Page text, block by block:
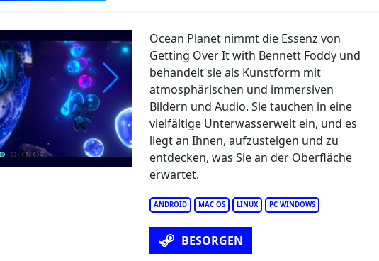
ANDROID MAC OS LINUX PC WINDOWS
Ocean Planet nimmt die Essenz von
Getting Over It with Bennett Foddy und
behandelt sie als Kunstform mit
atmosphärischen und immersiven
Bildern und Audio. Sie tauchen in eine
vielfältige Unterwasserwelt ein, und es
liegt an Ihnen, aufzusteigen und zu
entdecken, was Sie an der Oberfläche
erwartet.
BESORGEN